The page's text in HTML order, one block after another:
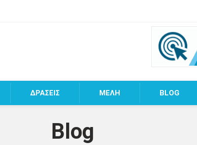
ΔΡΑΣΕΙΣ MEΛΗ BLOG
Blog